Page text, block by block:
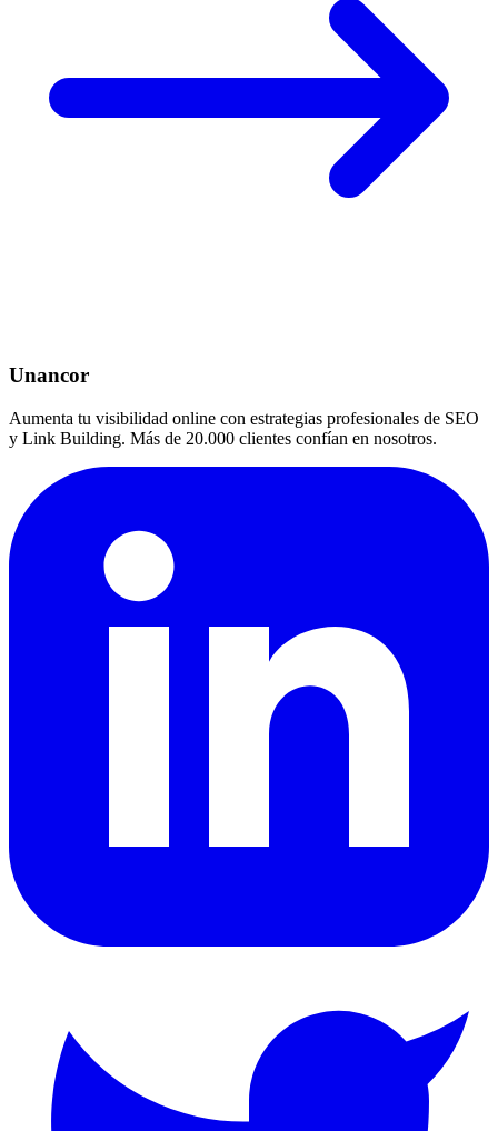
Unancor
Aumenta tu visibilidad online con estrategias profesionales de SEO
y Link Building. Más de 20.000 clientes confían en nosotros.